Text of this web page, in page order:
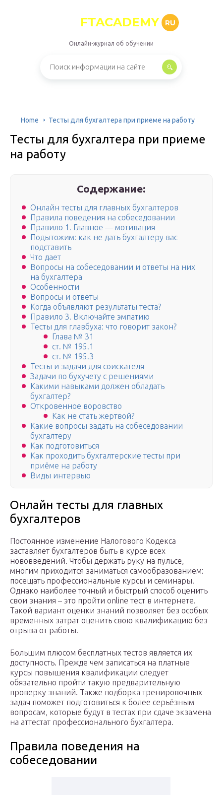
FTACADEMY RU
Онлайн-журнал об обучении
Home Тесты для бухгалтера при приеме на работу
Тесты для бухгалтера при приеме
на работу
Содержание:
Онлайн тесты для главных бухгалтеров
Правила поведения на собеседовании
Правило 1. Главное — мотивация
Подытожим: как не дать бухгалтеру вас
подставить
Что дает
Вопросы на собеседовании и ответы на них
на бухгалтера
Особенности
Вопросы и ответы
Когда объявляют результаты теста?
Правило 3. Включайте эмпатию
Тесты для главбуха: что говорит закон?
Глава № 31
ст. № 195.1
ст. № 195.3
Тесты и задачи для соискателя
Задачи по бухучету с решениями
Какими навыками должен обладать
бухгалтер?
Откровенное воровство
Как не стать жертвой?
Какие вопросы задать на собеседовании
бухгалтеру
Как подготовиться
Как проходить бухгалтерские тесты при
приёме на работу
Виды интервью
Онлайн тесты для главных
бухгалтеров
Постоянное изменение Налогового Кодекса
заставляет бухгалтеров быть в курсе всех
нововведений. Чтобы держать руку на пульсе,
многим приходится заниматься самообразованием:
посещать профессиональные курсы и семинары.
Однако наиболее точный и быстрый способ оценить
свои знания – это пройти online тест в интернете.
Такой вариант оценки знаний позволяет без особых
временных затрат оценить свою квалификацию без
отрыва от работы.
Большим плюсом бесплатных тестов является их
доступность. Прежде чем записаться на платные
курсы повышения квалификации следует
обязательно пройти такую предварительную
проверку знаний. Также подборка тренировочных
задач поможет подготовиться к более серьёзным
вопросам, которые будут в тестах при сдаче экзамена
на аттестат профессионального бухгалтера.
Правила поведения на
собеседовании